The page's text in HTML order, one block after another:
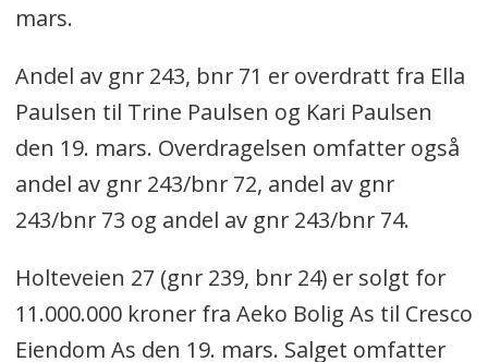
mars.
Andel av gnr 243, bnr 71 er overdratt fra Ella
Paulsen til Trine Paulsen og Kari Paulsen
den 19. mars. Overdragelsen omfatter også
andel av gnr 243/bnr 72, andel av gnr
243/bnr 73 og andel av gnr 243/bnr 74.
Holteveien 27 (gnr 239, bnr 24) er solgt for
11.000.000 kroner fra Aeko Bolig As til Cresco
Eiendom As den 19. mars. Salget omfatter